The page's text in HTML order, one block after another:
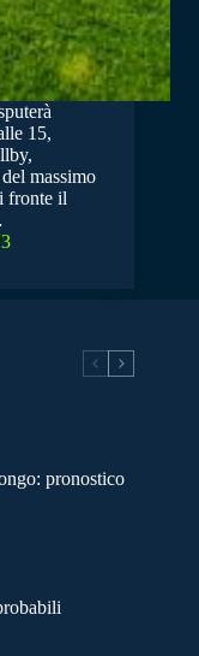
15,
massimo
fronte il
pronostico